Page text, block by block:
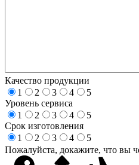
Качество продукции
1
2 3 4
5
Уровень сервиса
1
2 3 4
5
Срок изготовления
1
2 3 4
5
Пожалуйста, докажите, что вы